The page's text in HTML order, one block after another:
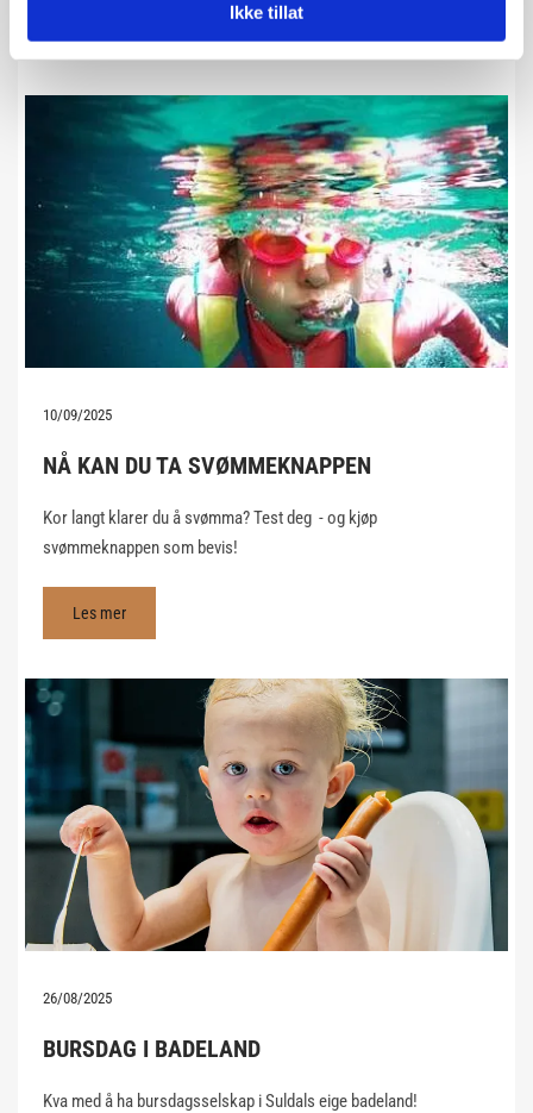
Ikke tillat
10/09/2025
NÅ KAN DU TA SVØMMEKNAPPEN
Kor langt klarer du å svømma? Test deg - og kjøp
svømmeknappen som bevis!
Les mer
26/08/2025
BURSDAG I BADELAND
Kva med å ha bursdagsselskap i Suldals eige badeland!